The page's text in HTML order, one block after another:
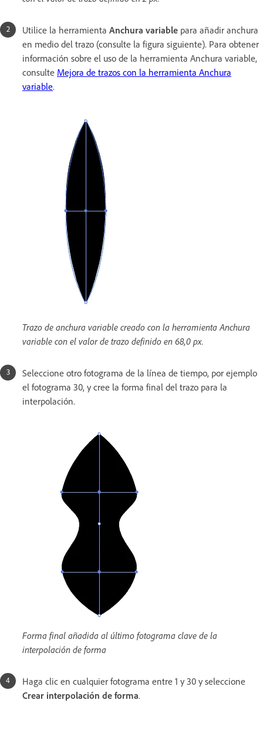
Utilice la herramienta Anchura variable para añadir anchura
en medio del trazo (consulte la figura siguiente). Para obtener
información sobre el uso de la herramienta Anchura variable,
consulte Mejora de trazos con la herramienta Anchura
variable.
Trazo de anchura variable creado con la herramienta Anchura
variable con el valor de trazo definido en 68,0 px.
Seleccione otro fotograma de la línea de tiempo, por ejemplo
el fotograma 30, y cree la forma final del trazo para la
interpolación.
Forma final añadida al último fotograma clave de la
interpolación de forma
Haga clic en cualquier fotograma entre 1 y 30 y seleccione
Crear interpolación de forma.